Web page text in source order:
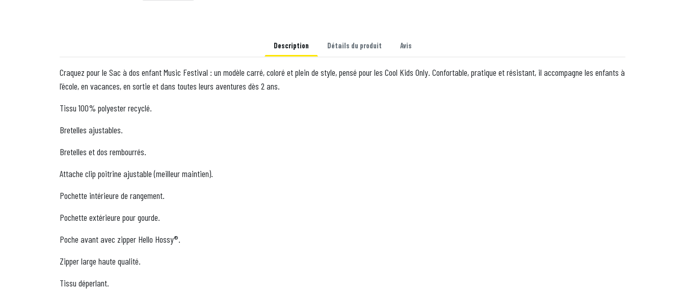
Description Détails du produit Avis
Craquez pour le Sac à dos enfant Music Festival : un modèle carré, coloré et plein de style, pensé pour les Cool Kids Only. Confortable, pratique et résistant, il accompagne les enfants à
l’école, en vacances, en sortie et dans toutes leurs aventures dès 2 ans.
Tissu 100% polyester recyclé.
Bretelles ajustables.
Bretelles et dos rembourrés.
Attache clip poitrine ajustable (meilleur maintien).
Pochette intérieure de rangement.
Pochette extérieure pour gourde.
Poche avant avec zipper Hello Hossy®.
Zipper large haute qualité.
Tissu déperlant.